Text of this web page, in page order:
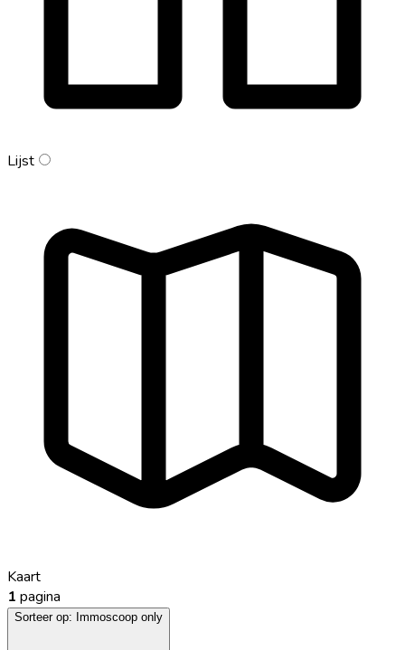
Lijst
Kaart
1 pagina
Sorteer op: Immoscoop only